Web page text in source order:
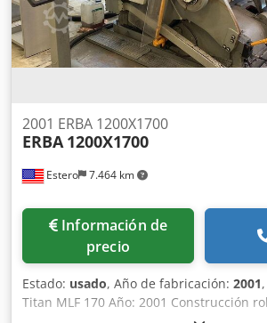
eléctrica: 230 V Consumo de energía: 2
Dimensiones: 1500 x 750 x 1200 mm
Estero 7.464 km
2001 ERBA 1200X1700
ERBA 1200X1700
Información de
precio
Estado: usado, Año de fabricación: 2001
Titan MLF 170 Año: 2001 Construcción